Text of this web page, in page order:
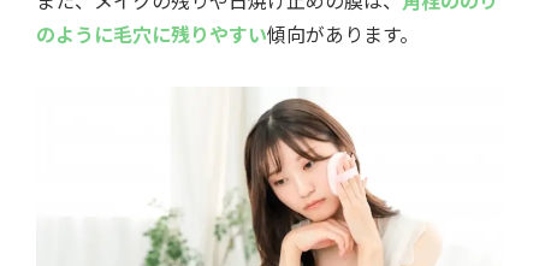
のように毛穴に残りやすい傾向があります。